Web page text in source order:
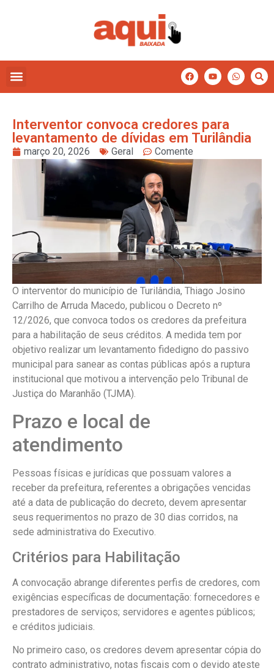
Interventor convoca credores para
levantamento de dívidas em Turilândia
março 20, 2026 Geral Comente
O interventor do município de Turilândia, Thiago Josino
Carrilho de Arruda Macedo, publicou o Decreto nº
12/2026, que convoca todos os credores da prefeitura
para a habilitação de seus créditos. A medida tem por
objetivo realizar um levantamento fidedigno do passivo
municipal para sanear as contas públicas após a ruptura
institucional que motivou a intervenção pelo Tribunal de
Justiça do Maranhão (TJMA).
Prazo e local de
atendimento
Pessoas físicas e jurídicas que possuam valores a
receber da prefeitura, referentes a obrigações vencidas
até a data de publicação do decreto, devem apresentar
seus requerimentos no prazo de 30 dias corridos, na
sede administrativa do Executivo.
Critérios para Habilitação
A convocação abrange diferentes perfis de credores, com
exigências específicas de documentação: fornecedores e
prestadores de serviços; servidores e agentes públicos;
e créditos judiciais.
No primeiro caso, os credores devem apresentar cópia do
contrato administrativo, notas fiscais com o devido ateste